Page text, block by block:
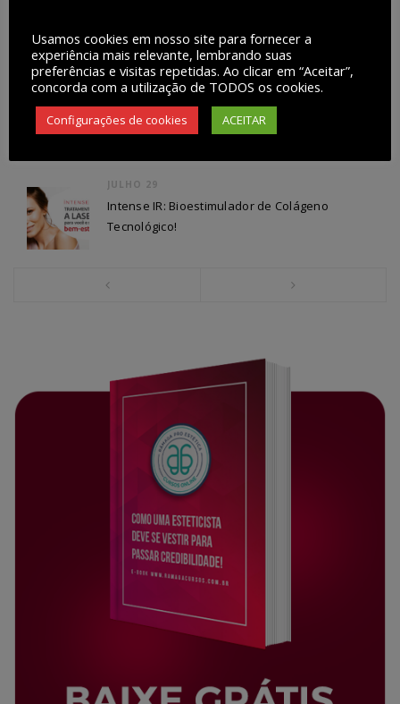
FEVEREIRO 27
O segredo de beleza das famosas: Needle RF
– Microagulhamento Robótico com
Radiofrequência.
JULHO 29
Intense IR: Bioestimulador de Colágeno
Tecnológico!
Usamos cookies em nosso site para fornecer a
experiência mais relevante, lembrando suas
preferências e visitas repetidas. Ao clicar em “Aceitar”,
concorda com a utilização de TODOS os cookies.
Configurações de cookies ACEITAR